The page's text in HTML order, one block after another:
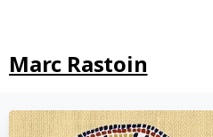
Marc Rastoin